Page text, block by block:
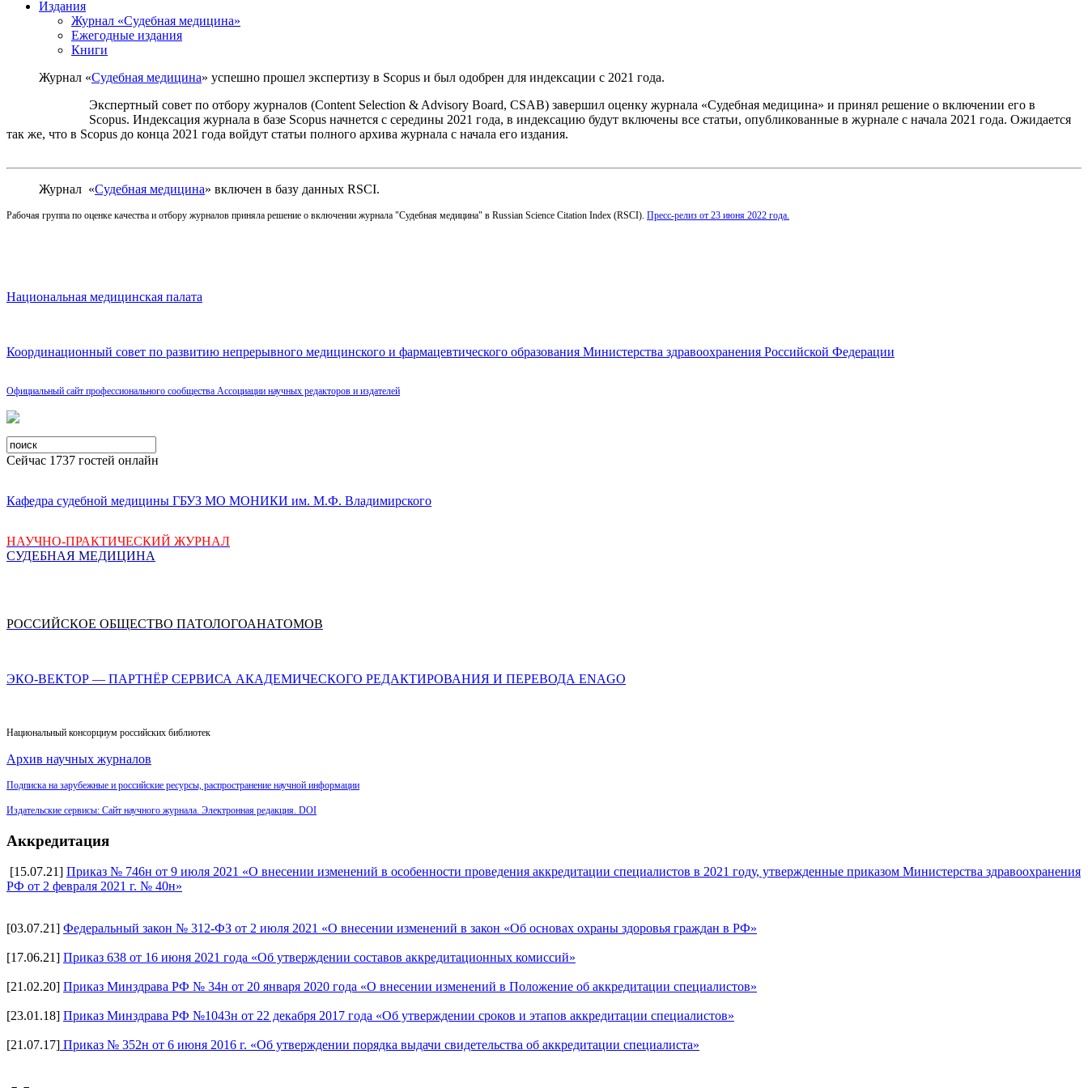
Издания
Журнал «Судебная медицина»
Ежегодные издания
Книги
Журнал «Судебная медицина» успешно прошел экспертизу в Scopus и был одобрен для индексации с 2021 года.
Экспертный совет по отбору журналов (Content Selection & Advisory Board, CSAB) завершил оценку журнала «Судебная медицина» и принял решение о включении его в
Scopus. Индексация журнала в базе Scopus начнется с середины 2021 года, в индексацию будут включены все статьи, опубликованные в журнале с начала 2021 года. Ожидается
так же, что в Scopus до конца 2021 года войдут статьи полного архива журнала с начала его издания.
Журнал «Судебная медицина» включен в базу данных RSCI.
Рабочая группа по оценке качества и отбору журналов приняла решение о включении журнала "Судебная медицина" в Russian Science Citation Index (RSCI). Пресс-релиз от 23 июня 2022 года.
Национальная медицинская палата
Координационный совет по развитию непрерывного медицинского и фармацевтического образования Министерства здравоохранения Российской Федерации
Официальный сайт профессионального сообщества Ассоциации научных редакторов и издателей
Сейчас 1737 гостей онлайн
Кафедра судебной медицины ГБУЗ МО МОНИКИ им. М.Ф. Владимирского
НАУЧНО-ПРАКТИЧЕСКИЙ ЖУРНАЛ
СУДЕБНАЯ МЕДИЦИНА
РОССИЙСКОЕ ОБЩЕСТВО ПАТОЛОГОАНАТОМОВ
ЭКО-ВЕКТОР — ПАРТНЁР СЕРВИСА АКАДЕМИЧЕСКОГО РЕДАКТИРОВАНИЯ И ПЕРЕВОДА ENAGO
Национальный консорциум российских библиотек
Архив научных журналов
Подписка на зарубежные и российские ресурсы, распространение научной информации
Издательские сервисы: Сайт научного журнала. Электронная редакция. DOI
Аккредитация
[15.07.21] Приказ № 746н от 9 июля 2021 «О внесении изменений в особенности проведения аккредитации специалистов в 2021 году, утвержденные приказом Министерства здравоохранения
РФ от 2 февраля 2021 г. № 40н»
[03.07.21] Федеральный закон № 312-ФЗ от 2 июля 2021 «О внесении изменений в закон «Об основах охраны здоровья граждан в РФ»
[17.06.21] Приказ 638 от 16 июня 2021 года «Об утверждении составов аккредитационных комиссий»
[21.02.20] Приказ Минздрава РФ № 34н от 20 января 2020 года «О внесении изменений в Положение об аккредитации специалистов»
[23.01.18] Приказ Минздрава РФ №1043н от 22 декабря 2017 года «Об утверждении сроков и этапов аккредитации специалистов»
[21.07.17] Приказ № 352н от 6 июня 2016 г. «Об утверждении порядка выдачи свидетельства об аккредитации специалиста»